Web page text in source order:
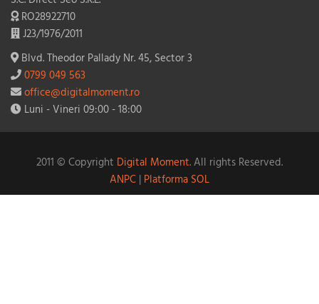
RO28922710
J23/1976/2011
Blvd. Theodor Pallady Nr. 45, Sector 3
0799 049 563
office@digitalmoment.ro
Luni - Vineri 09:00 - 18:00
2011 © Copyright Digital Moment.All rights Reserved.
ANPC | Platforma SOL